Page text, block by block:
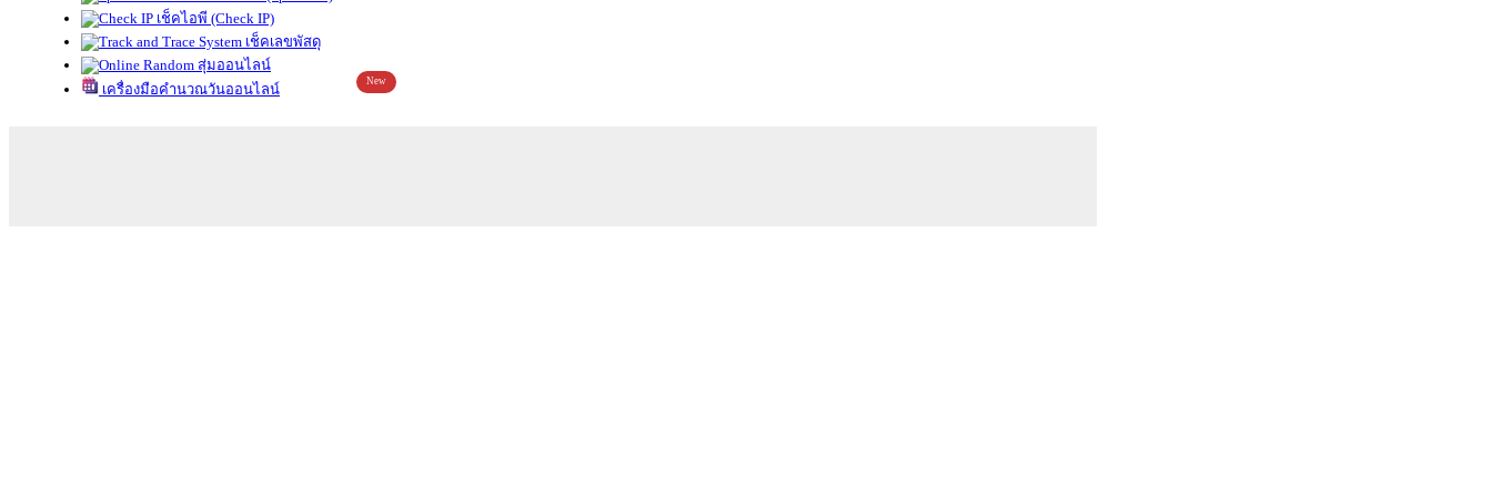
เช็คไอพี (Check IP)
เช็คเลขพัสดุ
สุ่มออนไลน์
เครื่องมือคำนวณวันออนไลน์
New